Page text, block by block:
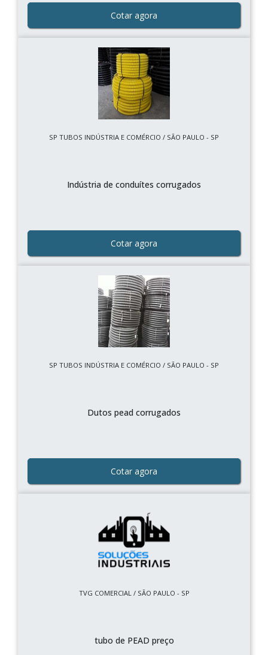
Cotar agora
SP TUBOS INDÚSTRIA E COMÉRCIO / SÃO PAULO - SP
Indústria de conduítes corrugados
Cotar agora
SP TUBOS INDÚSTRIA E COMÉRCIO / SÃO PAULO - SP
Dutos pead corrugados
Cotar agora
TVG COMERCIAL / SÃO PAULO - SP
tubo de PEAD preço